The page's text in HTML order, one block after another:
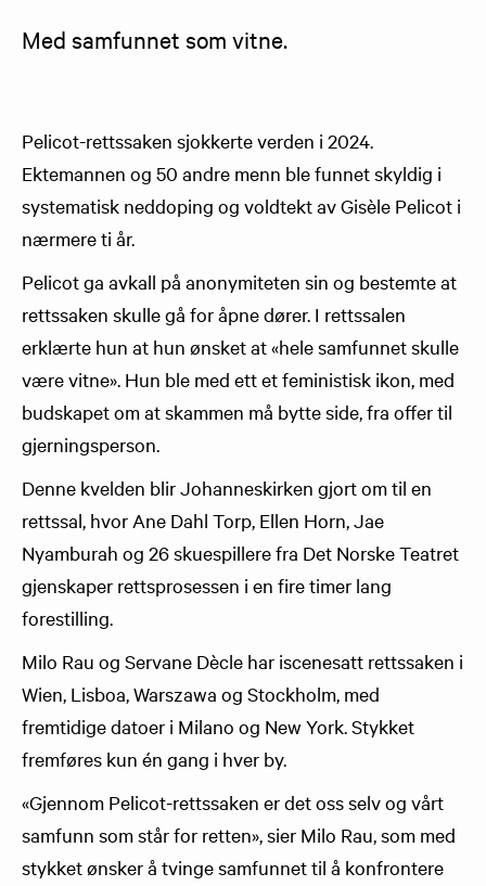
Med samfunnet som vitne.
Pelicot-rettssaken sjokkerte verden i 2024.
Ektemannen og 50 andre menn ble funnet skyldig i
systematisk neddoping og voldtekt av Gisèle Pelicot i
nærmere ti år.
Pelicot ga avkall på anonymiteten sin og bestemte at
rettssaken skulle gå for åpne dører. I rettssalen
erklærte hun at hun ønsket at «hele samfunnet skulle
være vitne». Hun ble med ett et feministisk ikon, med
budskapet om at skammen må bytte side, fra offer til
gjerningsperson.
Denne kvelden blir Johanneskirken gjort om til en
rettssal, hvor Ane Dahl Torp, Ellen Horn, Jae
Nyamburah og 26 skuespillere fra Det Norske Teatret
gjenskaper rettsprosessen i en fire timer lang
forestilling.
Milo Rau og Servane Dècle har iscenesatt rettssaken i
Wien, Lisboa, Warszawa og Stockholm, med
fremtidige datoer i Milano og New York. Stykket
fremføres kun én gang i hver by.
«Gjennom Pelicot-rettssaken er det oss selv og vårt
samfunn som står for retten», sier Milo Rau, som med
stykket ønsker å tvinge samfunnet til å konfrontere